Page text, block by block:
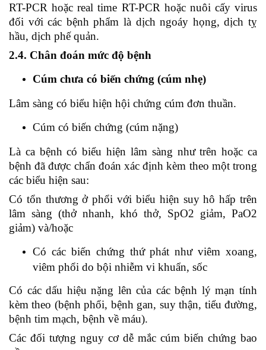
RT-PCR hoặc real time RT-PCR hoặc nuôi cấy virus
đối với các bệnh phẩm là dịch ngoáy họng, dịch tỵ
hầu, dịch phế quản.
2.4. Chân đoán mức độ bệnh
Cúm chưa có biến chứng (cúm nhẹ)
Lâm sàng có biểu hiện hội chứng cúm đơn thuần.
Cúm có biến chứng (cúm nặng)
Là ca bệnh có biểu hiện lâm sàng như trên hoặc ca
bệnh đã được chẩn đoán xác định kèm theo một trong
các biểu hiện sau:
Có tổn thương ở phổi với biểu hiện suy hô hấp trên
lâm sàng (thở nhanh, khó thở, SpO2 giảm, PaO2
giảm) và/hoặc
Có các biến chứng thứ phát như viêm xoang,
viêm phổi do bội nhiễm vi khuẩn, sốc
Có các dấu hiệu nặng lên của các bệnh lý mạn tính
kèm theo (bệnh phổi, bệnh gan, suy thận, tiểu đường,
bệnh tim mạch, bệnh về máu).
Các đối tượng nguy cơ dễ mắc cúm biến chứng bao